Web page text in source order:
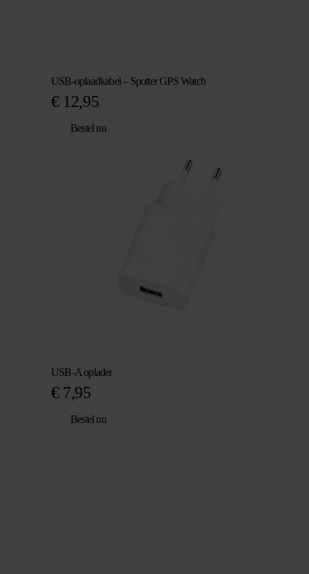
USB-oplaadkabel – Spotter GPS Watch
€12,95
Bestel nu
USB-A oplader
€7,95
Bestel nu